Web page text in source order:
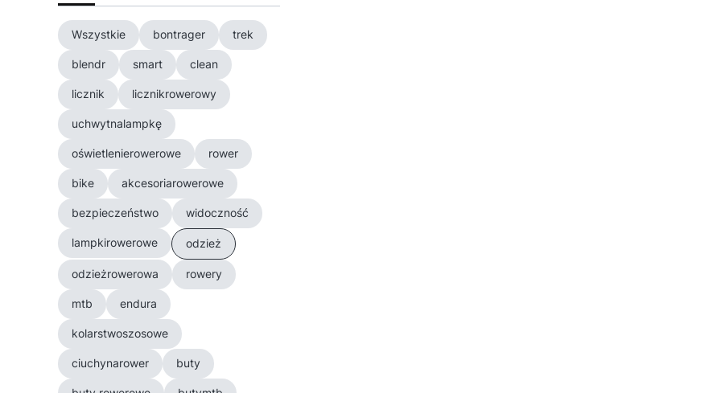
Wszystkie bontrager trek
blendr smart clean
licznik licznikrowerowy
uchwytnalampkę
oświetlenierowerowe rower
bike akcesoriarowerowe
bezpieczeństwo widoczność
lampkirowerowe odzież
odzieżrowerowa rowery
mtb endura
kolarstwoszosowe
ciuchynarower buty